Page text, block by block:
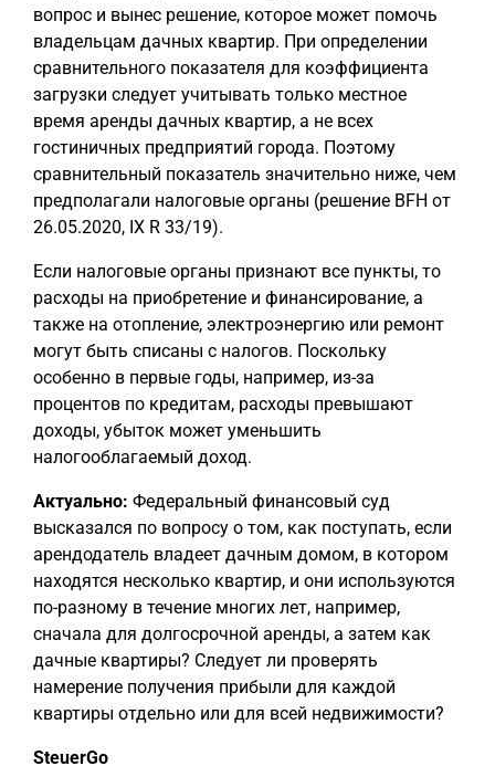
вопрос и вынес решение, которое может помочь
владельцам дачных квартир. При определении
сравнительного показателя для коэффициента
загрузки следует учитывать только местное
время аренды дачных квартир, а не всех
гостиничных предприятий города. Поэтому
сравнительный показатель значительно ниже, чем
предполагали налоговые органы (решение BFH от
26.05.2020, IX R 33/19).
Если налоговые органы признают все пункты, то
расходы на приобретение и финансирование, а
также на отопление, электроэнергию или ремонт
могут быть списаны с налогов. Поскольку
особенно в первые годы, например, из-за
процентов по кредитам, расходы превышают
доходы, убыток может уменьшить
налогооблагаемый доход.
Актуально: Федеральный финансовый суд
высказался по вопросу о том, как поступать, если
арендодатель владеет дачным домом, в котором
находятся несколько квартир, и они используются
по-разному в течение многих лет, например,
сначала для долгосрочной аренды, а затем как
дачные квартиры? Следует ли проверять
намерение получения прибыли для каждой
квартиры отдельно или для всей недвижимости?
SteuerGo